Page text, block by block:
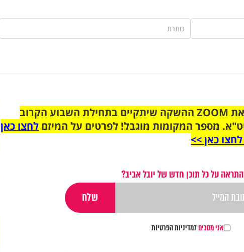
הצטרפו לקבוצת הוואטסאפ לקראת ZOOM ההשקה שיתקיים בתחילת השבוע הקרוב
מספר המקומות מוגבל! לפרטים על המיזם לחצו כאן
כאן >>
על כל תוכן חדש של יובל אביב?
אני מסכיםלמדיניות הפרטיות